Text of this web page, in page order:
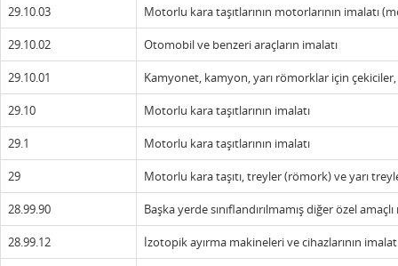
29.10.03 Motorlu kara taşıtlarının motorlarının imalatı
29.10.02 Otomobil ve benzeri araçların imalatı
29.10.01 Kamyonet, kamyon, yarı römorklar için
29.10 Motorlu kara taşıtlarının imalatı
29.1 Motorlu kara taşıtlarının imalatı
29 Motorlu kara taşıtı, treyler (römork) ve yarı
28.99.90 Başka yerde sınıflandırılmamış diğer özel
28.99.12 İzotopik ayırma makineleri ve cihazlarının